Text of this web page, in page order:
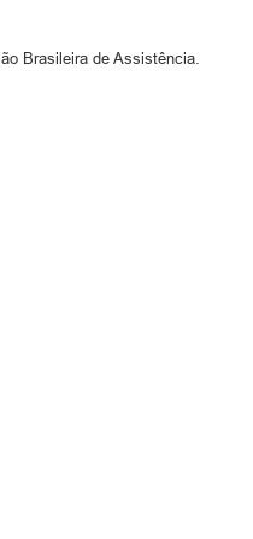
Brasileira de Assistência.